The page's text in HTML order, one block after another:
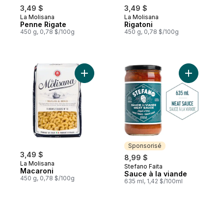
3,49 $
La Molisana
Penne Rigate
450 g, 0,78 $/100g
3,49 $
La Molisana
Rigatoni
450 g, 0,78 $/100g
3,49 $
La Molisana
Macaroni
450 g, 0,78 $/100g
Ajouter Macaroni au panier
Sponsorisé
8,99 $
Sponsorisé
Stefano Faita
Sauce à la viande
635 ml, 1,42 $/100ml